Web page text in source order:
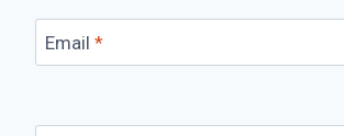
Email *